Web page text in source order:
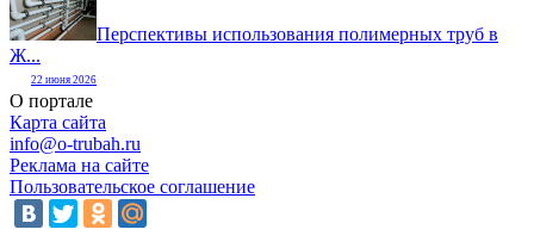
Перспективы использования полимерных труб в
Ж...
22 июня 2026
О портале
Карта сайта
info@o-trubah.ru
Реклама на сайте
Пользовательское соглашение